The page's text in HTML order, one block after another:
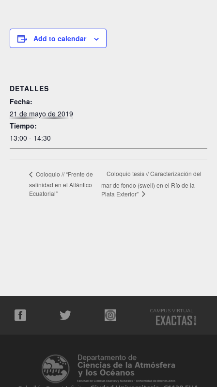
Add to calendar
DETALLES
Fecha:
21 de mayo de 2019
Tiempo:
13:00 - 14:30
Coloquio // “Frente de
salinidad en el Atlántico
Ecuatorial”
Coloquio tesis // Caracterización del
mar de fondo (swell) en el Río de la
Plata Exterior”
CAMPUS VIRTUAL